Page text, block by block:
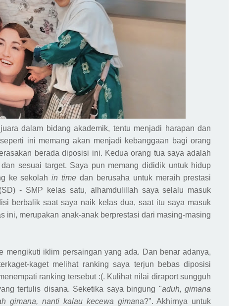
dalam bidang akademik, tentu menjadi harapan dan
ini memang akan menjadi kebanggaan bagi orang
berada diposisi ini. Kedua orang tua saya adalah
sesuai target. Saya pun memang dididik untuk hidup
ke sekolahin time dan berusaha untuk meraih prestasi
- SMP kelas satu, alhamdulillah saya selalu masuk
berbalik saat saya naik kelas dua, saat itu saya masuk
ini, merupakan anak-anak berprestasi dari masing-masing
mengikuti iklim persaingan yang ada. Dan benar adanya,
kaget melihat ranking saya terjun bebas diposisi
ranking tersebut :(. Kulihat nilai diraport sungguh
tertulis disana. Seketika saya bingung "aduh, gimana
gimana, nanti kalau kecewa gimana?". Akhirnya untuk